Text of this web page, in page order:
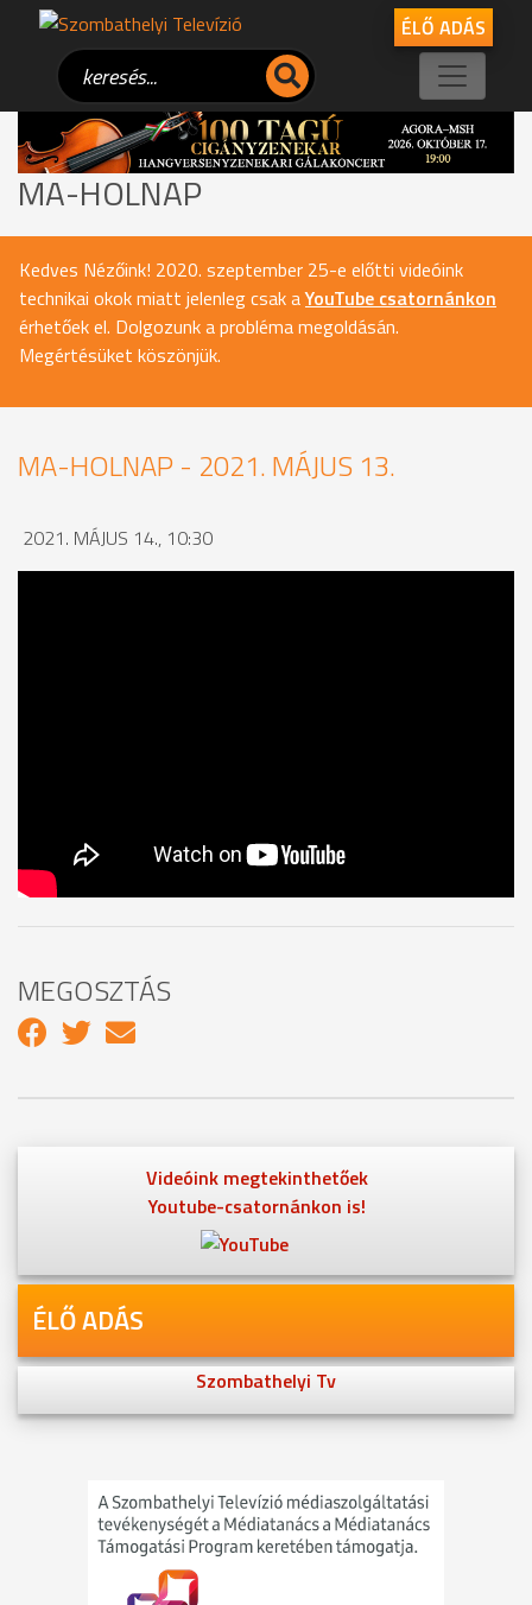
ÉLŐ ADÁS
MA-HOLNAP
Kedves Nézőink! 2020. szeptember 25-e előtti videóink
technikai okok miatt jelenleg csak aYouTube csatornánkon
érhetőek el. Dolgozunk a probléma megoldásán.
Megértésüket köszönjük.
MA-HOLNAP - 2021. MÁJUS 13.
2021. MÁJUS 14., 10:30
MEGOSZTÁS
Videóink megtekinthetőek
Youtube-csatornánkon is!
ÉLŐ ADÁS
Szombathelyi Tv